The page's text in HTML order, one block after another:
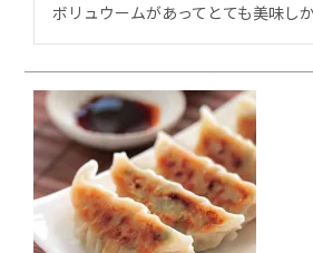
ボリュウームがあってとても美味しか